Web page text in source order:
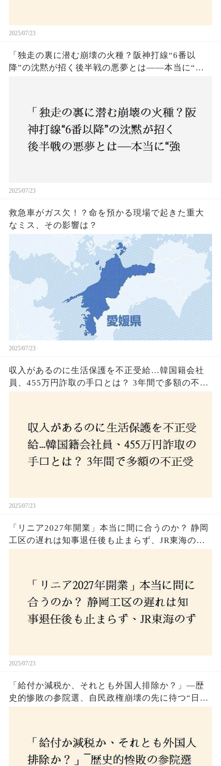
2025/07/23
「独走の裏に潜む崩壊の火種？阪神打線“6番以
降”の沈黙が招く後半戦の悪夢とは——本当に“強
2025/07/23
救急車がガス欠！？命を預かる現場で起きた重大
なミス、その影響は？
2025/07/23
収入があるのに生活保護を不正受給…韓国籍会社
員、455万円詐取の手口とは？ 3年間で多額の不正
2025/07/23
「リニア2027年開業」本当に間に合うのか？ 静岡
工区の遅れは知事退任後も止まらず、JR東海のず
2025/07/23
「給付か減税か、それとも外国人排除か？」―歴
史的惨敗の参院選、自民政権崩壊の先に待つ“日本